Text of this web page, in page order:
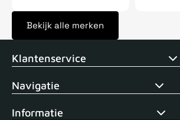
Bekijk alle merken
Voor 15uur besteld, zelfde dag verstuurd
Klantenservice
Navigatie
Informatie